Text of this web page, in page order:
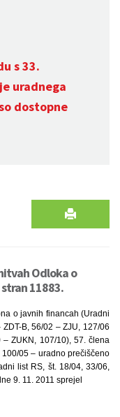
s 33.
uradnega
dostopne
Odloka o
11883.
o javnih financah (Uradni
B, 56/02 – ZJU, 127/06
– ZUKN, 107/10), 57. člena
05 – uradno prečiščeno
list RS, št. 18/04, 33/06,
9. 11. 2011 sprejel